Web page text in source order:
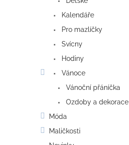
Kalendáře
Pro mazlíčky
Svícny
Hodiny
Vánoce
Vánoční přáníčka
Ozdoby a dekorace
Móda
Maličkosti